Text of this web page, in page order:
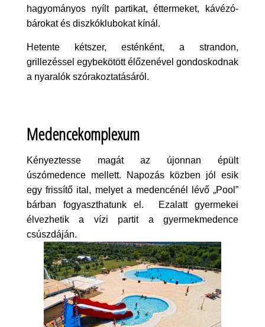
hagyományos nyílt partikat, éttermeket, kávézó-
bárokat és diszkóklubokat kínál.
Hetente kétszer, esténként, a strandon,
grillezéssel egybekötött élőzenével gondoskodnak
a nyaralók szórakoztatásáról.
Medencekomplexum
Kényeztesse magát az újonnan épült
úszómedence mellett. Napozás közben jól esik
egy frissítő ital, melyet a medencénél lévő „Pool”
bárban fogyaszthatunk el. Ezalatt gyermekei
élvezhetik a vízi partit a gyermekmedence
csúszdáján.